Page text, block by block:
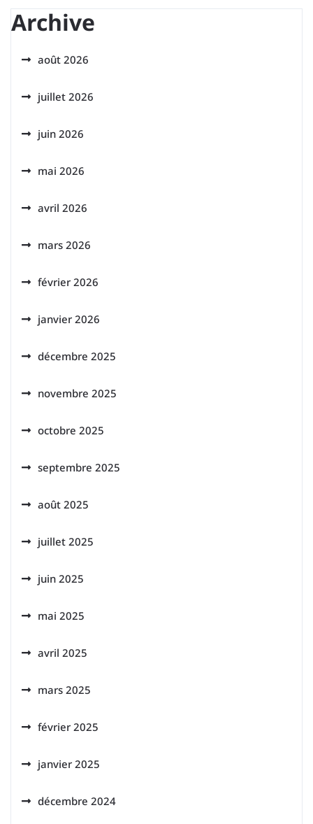
Archive
août 2026
juillet 2026
juin 2026
mai 2026
avril 2026
mars 2026
février 2026
janvier 2026
décembre 2025
novembre 2025
octobre 2025
septembre 2025
août 2025
juillet 2025
juin 2025
mai 2025
avril 2025
mars 2025
février 2025
janvier 2025
décembre 2024